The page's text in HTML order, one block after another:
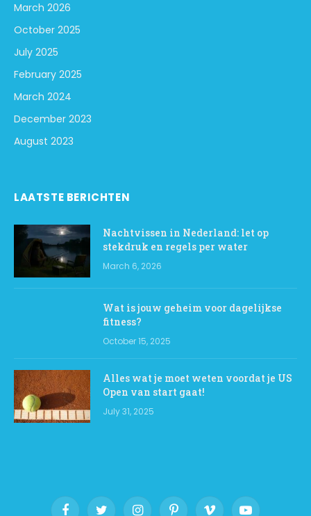
March 2026
October 2025
July 2025
February 2025
March 2024
December 2023
August 2023
LAATSTE BERICHTEN
Nachtvissen in Nederland: let op
stekdruk en regels per water
March 6, 2026
Wat is jouw geheim voor dagelijkse
fitness?
October 15, 2025
Alles wat je moet weten voordat je US
Open van start gaat!
July 31, 2025